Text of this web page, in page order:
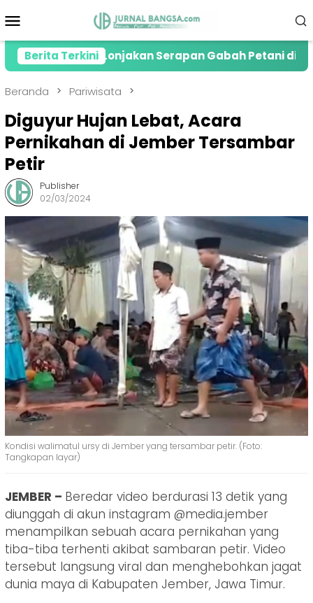
ke
Mobile
Berita Terkini
Lonjakan Serapan Gabah Petani di Jember
Beranda Pariwisata
Diguyur Hujan Lebat, Acara
Pernikahan di Jember Tersambar
Petir
Publisher
02/03/2024
Kondisi walimatul ursy di Jember yang tersambar petir. (Foto:
Tangkapan layar)
JEMBER – Beredar video berdurasi 13 detik yang
diunggah di akun instagram @media.jember
menampilkan sebuah acara pernikahan yang
tiba-tiba terhenti akibat sambaran petir. Video
tersebut langsung viral dan menghebohkan jagat
dunia maya di Kabupaten Jember, Jawa Timur.